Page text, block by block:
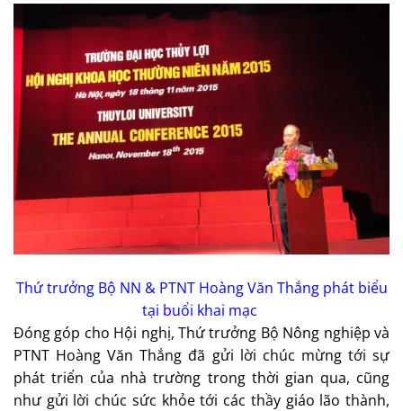
Thứ trưởng Bộ NN & PTNT Hoàng Văn Thắng phát biểu
tại buổi khai mạc
Đóng góp cho Hội nghị, Thứ trưởng Bộ Nông nghiệp và
PTNT Hoàng Văn Thắng đã gửi lời chúc mừng tới sự
phát triển của nhà trường trong thời gian qua, cũng
như gửi lời chúc sức khỏe tới các thầy giáo lão thành,